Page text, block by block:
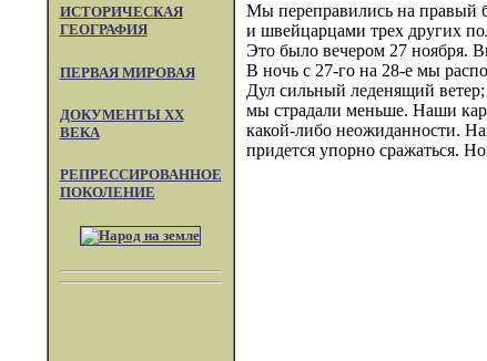
ИСТОРИЧЕСКАЯ
ГЕОГРАФИЯ
ПЕРВАЯ МИРОВАЯ
ДОКУМЕНТЫ XX
ВЕКА
РЕПРЕССИРОВАННОЕ
ПОКОЛЕНИЕ
Мы переправились на правый
и швейцарцами трех других
Это было вечером 27 ноября.
В ночь с 27-го на 28-е мы
Дул сильный леденящий
мы страдали меньше. Наши
какой-либо неожиданности.
придется упорно сражаться.